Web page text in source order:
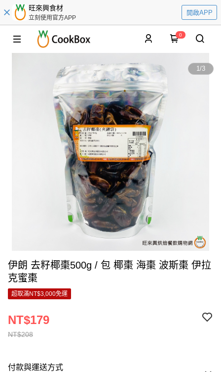
旺來興食材
立刻使用官方APP
開啟APP
0
1/3
伊朗 去籽椰棗500g / 包 椰棗 海棗 波斯棗 伊拉
克蜜棗
超取滿NT$3,000免運
NT$208
NT$179
付款與運送方式